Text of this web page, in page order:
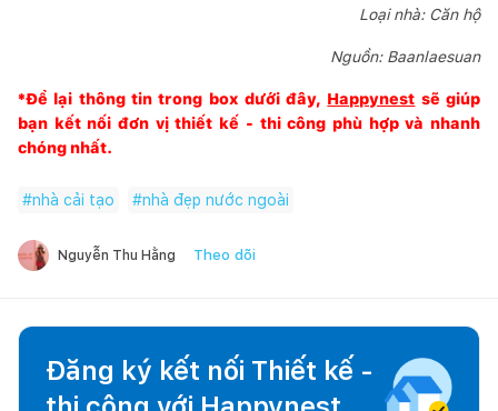
Loại nhà: Căn hộ
Nguồn: Baanlaesuan
*Để lại thông tin trong box dưới đây, Happynest sẽ giúp
bạn kết nối đơn vị thiết kế - thi công phù hợp và nhanh
chóng nhất.
#nhà cải tạo #nhà đẹp nước ngoài
Nguyễn Thu Hằng Theo dõi
Đăng ký kết nối Thiết kế -